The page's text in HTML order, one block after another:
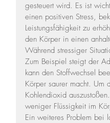
gesteuert wird. Es ist
einen positiven Stress,
Leistungsfähigkeit zu
den Körper in einen
Während stressiger
Zum Beispiel steigt der
kann den Stoffwechsel
Körper saurer macht. Um
Kohlendioxid
weniger Flüssigkeit im
Ein weiteres Problem bei